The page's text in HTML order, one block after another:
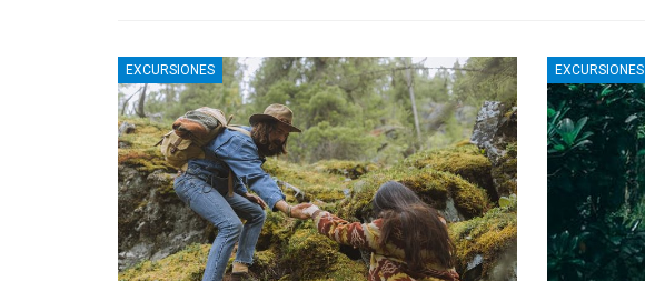
EXCURSIONES EXCURSIONES